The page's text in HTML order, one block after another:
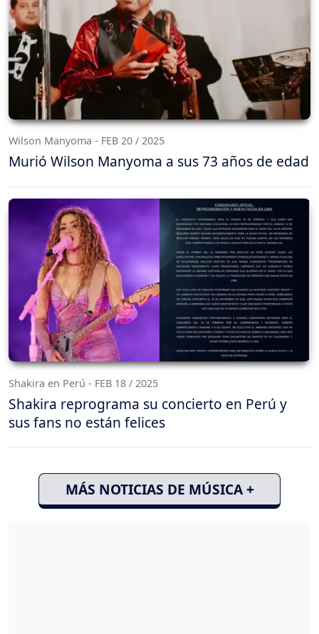
Wilson Manyoma - FEB 20 / 2025
Murió Wilson Manyoma a sus 73 años de edad
Shakira en Perú - FEB 18 / 2025
Shakira reprograma su concierto en Perú y
sus fans no están felices
MÁS NOTICIAS DE MÚSICA +